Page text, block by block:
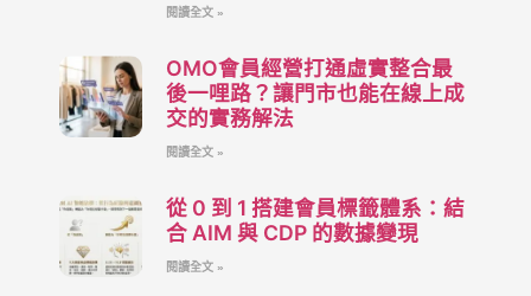
閱讀全文 »
OMO會員經營打通虛實整合最
後一哩路？讓門市也能在線上成
交的實務解法
閱讀全文 »
從 0 到 1 搭建會員標籤體系：結
合 AIM 與 CDP 的數據變現
閱讀全文 »